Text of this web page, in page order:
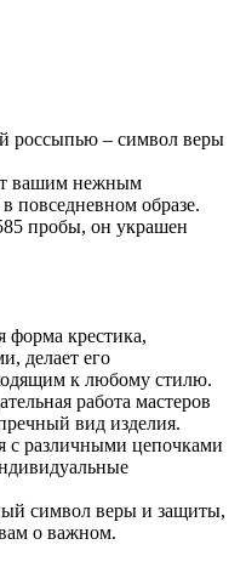
россыпью – символ веры
вашим нежным
повседневном образе.
пробы, он украшен
форма крестика,
делает его
к любому стилю.
работа мастеров
вид изделия.
с различными цепочками
символ веры и защиты,
о важном.